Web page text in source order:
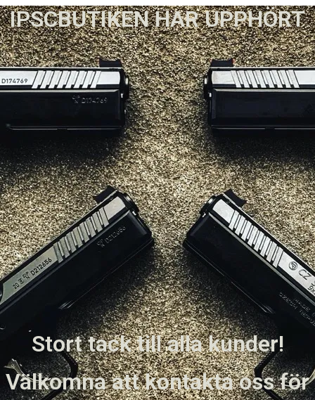
IPSCBUTIKEN HAR UPPHÖRT
Stort tack till alla kunder!
Välkomna att kontakta oss för